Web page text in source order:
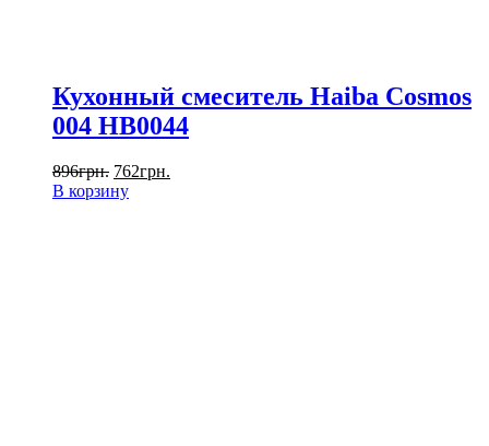
Кухонный смеситель Haiba Cosmos
004 HB0044
896грн. 762грн.
В корзину